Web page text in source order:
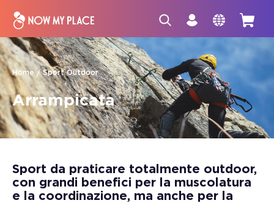
Home Sport Outdoor
Arrampicata
Sport da praticare totalmente outdoor,
con grandi benefici per la muscolatura
e la coordinazione, ma anche per la